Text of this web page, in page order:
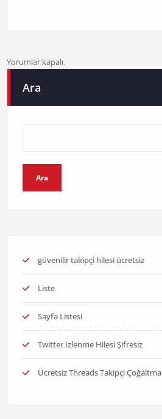
Yorumlar kapalı.
Ara
Ara
güvenilir takipçi hilesi ücretsiz
Liste
Sayfa Listesi
Twitter Izlenme Hilesi Şifresiz
Ücretsiz Threads Takipçi Çoğaltma